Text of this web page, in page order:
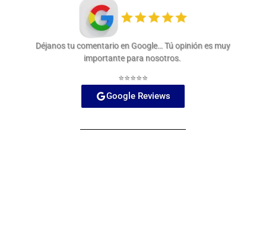
Déjanos tu comentario en Google… Tú opinión es muy
importante para nosotros.
⭐⭐⭐⭐⭐
Google Reviews